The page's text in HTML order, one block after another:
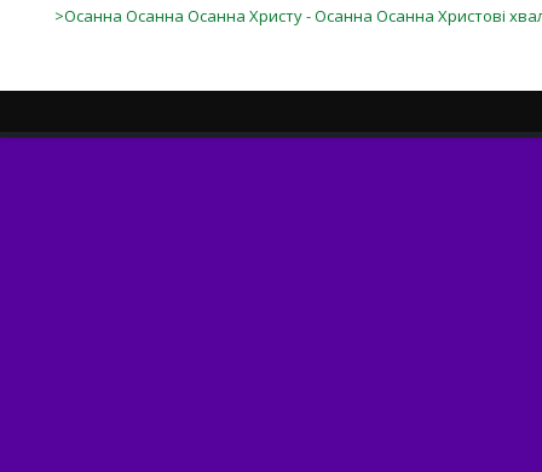
>Осанна Осанна Осанна Христу - Осанна Осанна Христові